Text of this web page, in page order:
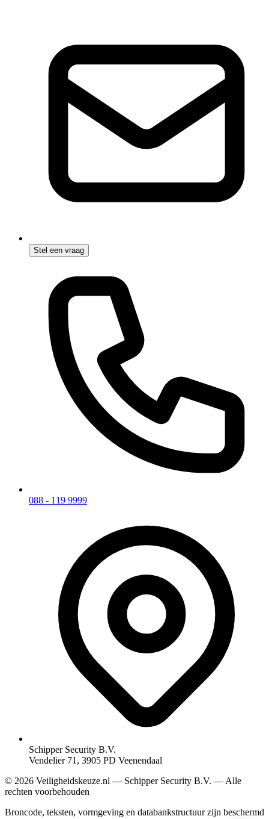
Stel een vraag
088 - 119 9999
Schipper Security B.V.
Vendelier 71, 3905 PD Veenendaal
© 2026 Veiligheidskeuze.nl — Schipper Security B.V. — Alle
rechten voorbehouden
Broncode, teksten, vormgeving en databankstructuur zijn beschermd